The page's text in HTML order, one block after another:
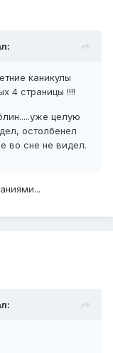
каникулы
4 страницы !!!!
целую
остолбенел
во сне не видел.